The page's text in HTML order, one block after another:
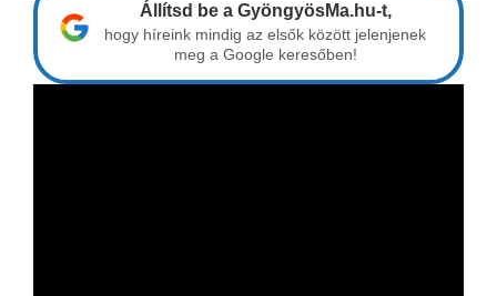
Állítsd be a GyöngyösMa.hu-t,
hogy híreink mindig az elsők között jelenjenek
meg a Google keresőben!